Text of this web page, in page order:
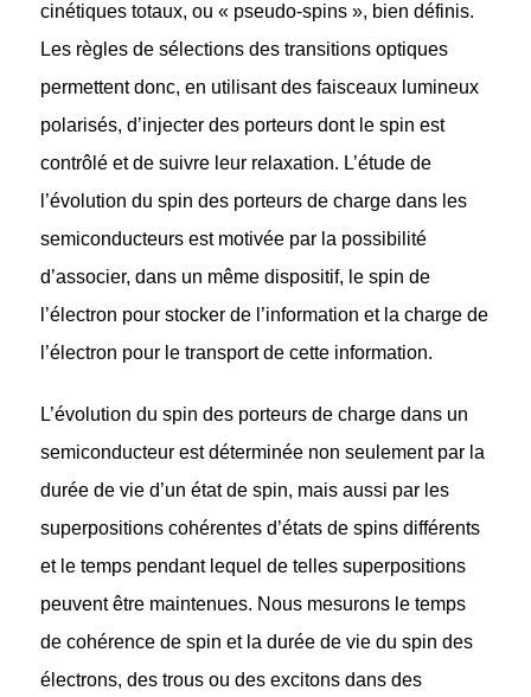
cinétiques totaux, ou « pseudo-spins », bien définis.
Les règles de sélections des transitions optiques
permettent donc, en utilisant des faisceaux lumineux
polarisés, d’injecter des porteurs dont le spin est
contrôlé et de suivre leur relaxation. L’étude de
l’évolution du spin des porteurs de charge dans les
semiconducteurs est motivée par la possibilité
d’associer, dans un même dispositif, le spin de
l’électron pour stocker de l’information et la charge de
l’électron pour le transport de cette information.
L’évolution du spin des porteurs de charge dans un
semiconducteur est déterminée non seulement par la
durée de vie d’un état de spin, mais aussi par les
superpositions cohérentes d’états de spins différents
et le temps pendant lequel de telles superpositions
peuvent être maintenues. Nous mesurons le temps
de cohérence de spin et la durée de vie du spin des
électrons, des trous ou des excitons dans des